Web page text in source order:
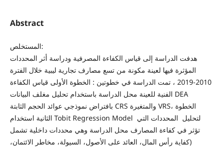
Abstract
المستخلص:
هدفت الدراسة إلى قياس الكفاءة المصرفية ودراسة أثر المحددات
المؤثرة فيها لعينة مكونة من تسع مصارف تجارية ليبية خلال الفترة
2010-2019 ، تمت الدراسة في خطوتين : الخطوة الأولى قياس الكفاءة
الفنية للعينة محل الدراسة باستخدام تحليل مغلف البيانات DEA
بافتراض نموذجي عوائد الحجم الثابتة CRS والمتغيرة VRS، الخطوة
الثانية استخدام Tobit Regression Model لتحليل المحددات التي
تؤثر في كفاءة المصارف محل الدراسة وهي محددات داخلية تشمل
(كفاية رأس المال، العائد على الأصول، السيولة، مخاطر الائتمان،